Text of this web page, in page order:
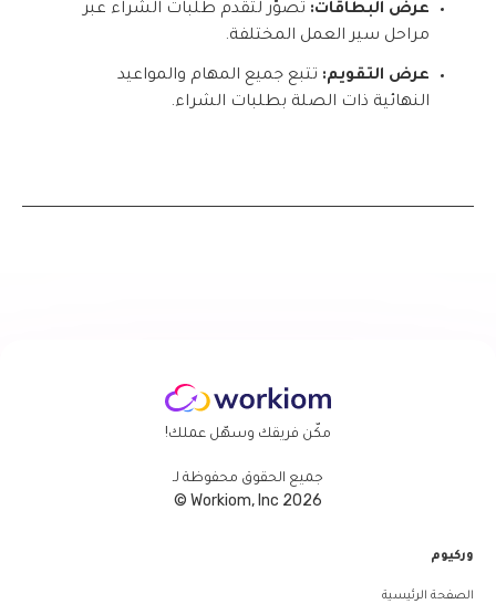
عرض البطاقات: تصوّر لتقدم طلبات الشراء عبر
مراحل سير العمل المختلفة.
عرض التقويم: تتبع جميع المهام والمواعيد
النهائية ذات الصلة بطلبات الشراء.
مكّن فريقك وسهّل عملك!
جميع الحقوق محفوظة لـ
Workiom, Inc 2026 ©
وركيوم
الصفحة الرئيسية